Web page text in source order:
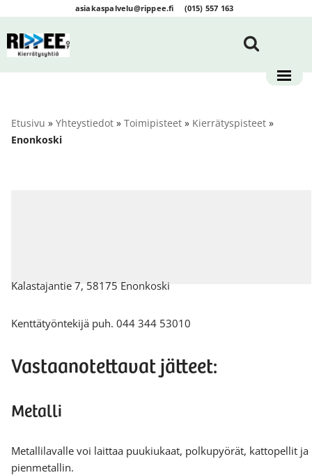
Siirry
suoraan
sisältöön
asiakaspalvelu@rippee.fi (015) 557 163
Etusivu » Yhteystiedot » Toimipisteet » Kierrätyspisteet »
Enonkoski
Kalastajantie 7, 58175 Enonkoski
Kenttätyöntekijä puh. 044 344 53010
Vastaanotettavat jätteet:
Metalli
Metallilavalle voi laittaa puukiukaat, polkupyörät, kattopellit ja
pienmetallin.